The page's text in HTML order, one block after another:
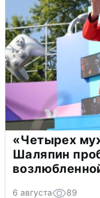
«Четырех
Шаляпин
6 августа 89